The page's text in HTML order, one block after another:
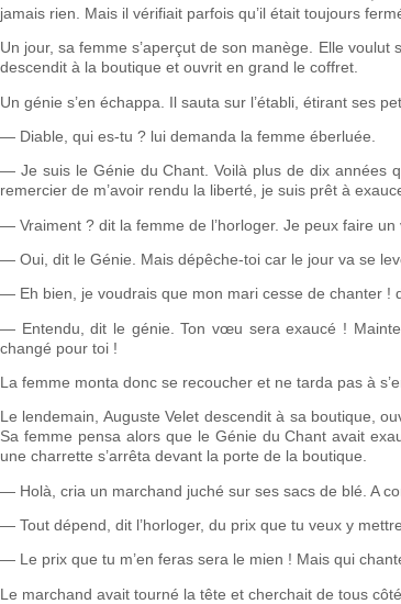
jamais rien. Mais il vérifiait parfois qu’il était toujours
Un jour, sa femme s’aperçut de son manège. Elle
descendit à la boutique et ouvrit en grand le coffret.
Un génie s’en échappa. Il sauta sur l’établi, étirant ses
— Diable, qui es-tu ? lui demanda la femme éberluée.
— Je suis le Génie du Chant. Voilà plus de dix années
remercier de m’avoir rendu la liberté, je suis prêt à
— Vraiment ? dit la femme de l’horloger. Je peux faire
— Oui, dit le Génie. Mais dépêche-toi car le jour va se
— Eh bien, je voudrais que mon mari cesse de chanter !
— Entendu, dit le génie. Ton vœu sera exaucé !
changé pour toi !
La femme monta donc se recoucher et ne tarda pas à
Le lendemain, Auguste Velet descendit à sa boutique,
Sa femme pensa alors que le Génie du Chant avait
une charrette s’arrêta devant la porte de la boutique.
— Holà, cria un marchand juché sur ses sacs de blé. A
— Tout dépend, dit l’horloger, du prix que tu veux y
— Le prix que tu m’en feras sera le mien ! Mais qui
Le marchand avait tourné la tête et cherchait de tous